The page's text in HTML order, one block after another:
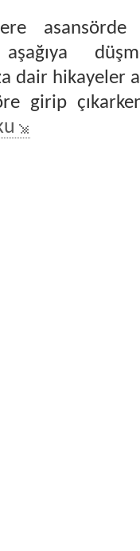
aşağıya
dair hikayeler
girip